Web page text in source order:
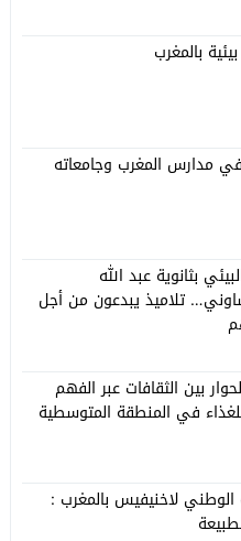
بالمغرب
في مدارس المغرب وجامعاته
بثانوية عبد الله
تلاميذ يبدعون من أجل
بين الثقافات عبر الفهم
في المنطقة المتوسطية
الوطني لاخنيفيس بالمغرب :